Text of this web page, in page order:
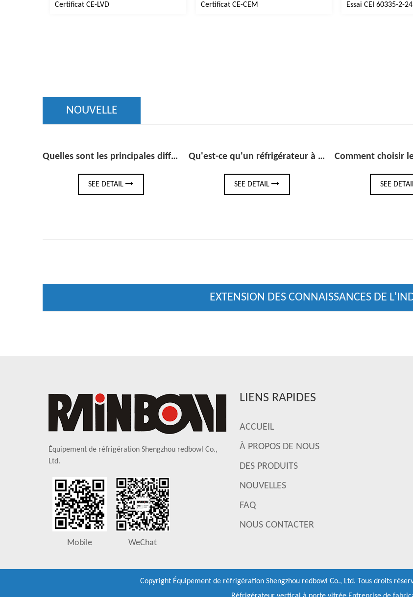
Certificat CE-LVD Certificat CE-CEM Essai CEI 60335-2-24
NOUVELLE
Quelles sont les principales différences entre les congélateurs à porte vitrée à une température et à plusieurs étages ? Qu'est-ce qu'un réfrigérateur à boissons sous plan et en quoi diffère-t-il d'un mini-réfrigérateur standard ?
SEE DETAIL
Comment choisir le bon refroidisseur de réfrigérateur à boissons sous le comptoir pour votre bar ou votre cuisine
SEE DETAIL
EXTENSION DES CONNAISSANCES DE
Équipement de réfrigération Shengzhou redbowl Co.,
Ltd.
Mobile WeChat
LIENS RAPIDES
ACCUEIL
À PROPOS DE NOUS
DES PRODUITS
NOUVELLES
FAQ
NOUS CONTACTER
Copyright Équipement de réfrigération Shengzhou redbowl Co., Ltd. Tous droits